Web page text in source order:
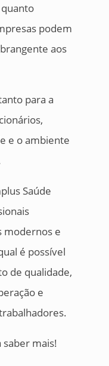
podem
aos
para a
e o ambiente
Saúde
modernos e
é possível
de qualidade,
e
saber mais!